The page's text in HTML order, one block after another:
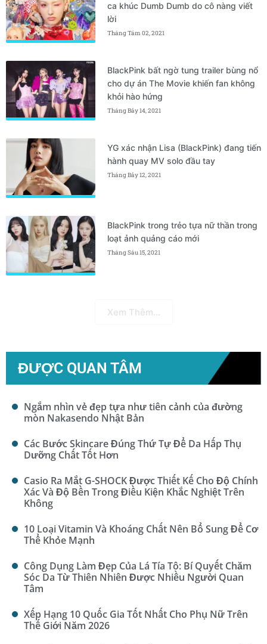
ca khúc Dumb Dumb do cô nàng viết
lời
Tháng Tám 02, 2021
BlackPink bất ngờ tung trailer bùng nổ
cho dự án The Movie khiến fan không
khỏi hào hứng
Tháng Bảy 14, 2021
YG xác nhận Lisa (BlackPink) đang tiến
hành quay MV solo đầu tay
Tháng Bảy 12, 2021
BlackPink trong trẻo tựa nữ thần trong
loạt ảnh quảng cáo mới
Tháng Sáu 15, 2021
Xem Thêm...
ĐƯỢC QUAN TÂM
Ngắm nhìn vẻ đẹp tựa như tiên cảnh của đường
mòn Nakasendo Nhật Bản
Các Bước Skincare Đúng Thứ Tự Để Da Hấp Thụ
Dưỡng Chất Tốt Hơn
Casio Ra Mắt G-SHOCK Được Thiết Kế Cho Độ Chính
Xác Và Độ Bền Trong Điều Kiện Khắc Nghiệt Trên
Không
10 Loại Vitamin Và Khoáng Chất Nên Bổ Sung Để Cơ
Thể Khỏe Mạnh
Công Dụng Làm Đẹp Của Lá Tía Tô: Bí Quyết Chăm
Sóc Da Từ Thiên Nhiên Được Nhiều Người Quan
Tâm
Xếp Hạng 10 Quốc Gia Tốt Nhất Cho Phụ Nữ Trên
Thế Giới Năm 2026